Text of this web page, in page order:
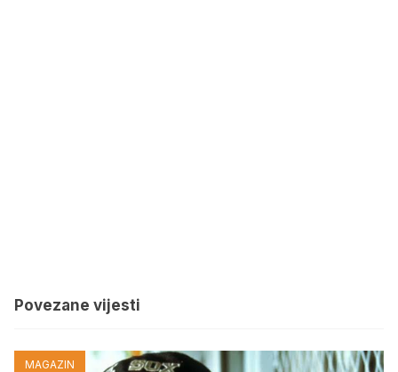
Povezane vijesti
MAGAZIN